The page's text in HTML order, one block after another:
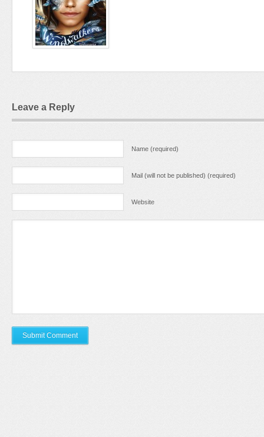
Leave a Reply
Name (required)
Mail (will not be published) (required)
Website